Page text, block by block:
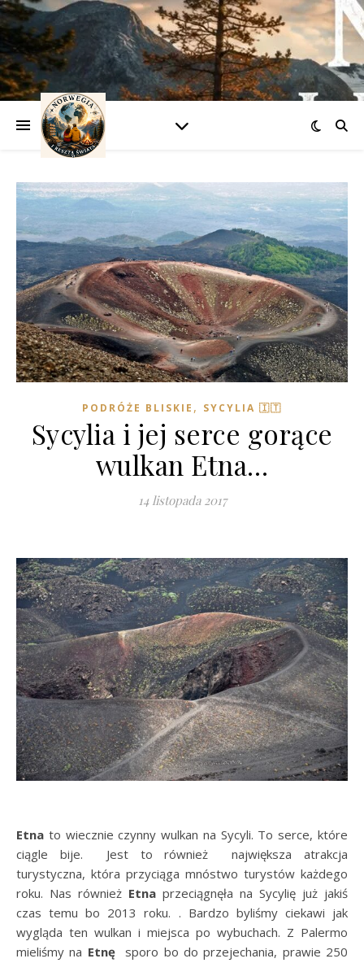
PODRÓŻE BLISKIE , SYCYLIA 🇮🇹
Sycylia i jej serce gorące
wulkan Etna…
14 listopada 2017
Etna to wiecznie czynny wulkan na Sycyli. To serce, które
ciągle bije. Jest to również największa atrakcja
turystyczna, która przyciąga mnóstwo turystów każdego
roku. Nas również Etna przeciągnęła na Sycylię już jakiś
czas temu bo 2013 roku. . Bardzo byliśmy ciekawi jak
wygląda ten wulkan i miejsca po wybuchach. Z Palermo
mieliśmy na Etnę
sporo bo do przejechania, prawie 250